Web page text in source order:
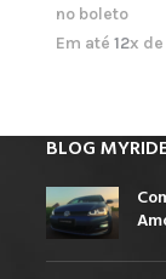
no boleto
Em até 12x de
BLOG